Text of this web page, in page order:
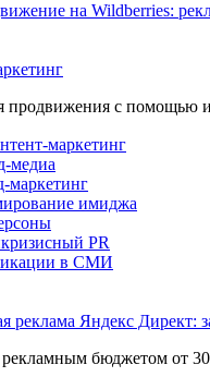
на Wildberries:
продвижения с помощью
маркетинг
медиа
маркетинг
имиджа
PR
в СМИ
реклама Яндекс Директ:
рекламным бюджетом от